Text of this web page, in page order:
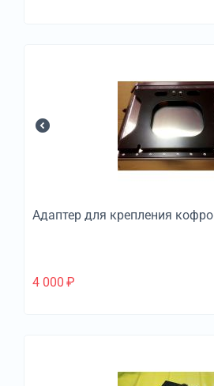
Адаптер для крепления
4 000 ₽